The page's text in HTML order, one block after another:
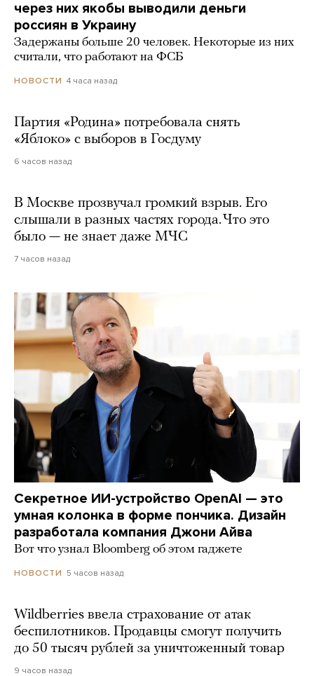
через них якобы выводили деньги
россиян в Украину
Задержаны больше 20 человек. Некоторые из них
считали, что работают на ФСБ
НОВОСТИ 4 часа назад
Партия «Родина» потребовала снять
«Яблоко» с выборов в Госдуму
6 часов назад
В Москве прозвучал громкий взрыв. Его
слышали в разных частях города. Что это
было — не знает даже МЧС
7 часов назад
Секретное ИИ-устройство OpenAI — это
умная колонка в форме пончика. Дизайн
разработала компания Джони Айва
Вот что узнал Bloomberg об этом гаджете
НОВОСТИ 5 часов назад
Wildberries ввела страхование от атак
беспилотников. Продавцы смогут получить
до 50 тысяч рублей за уничтоженный товар
9 часов назад